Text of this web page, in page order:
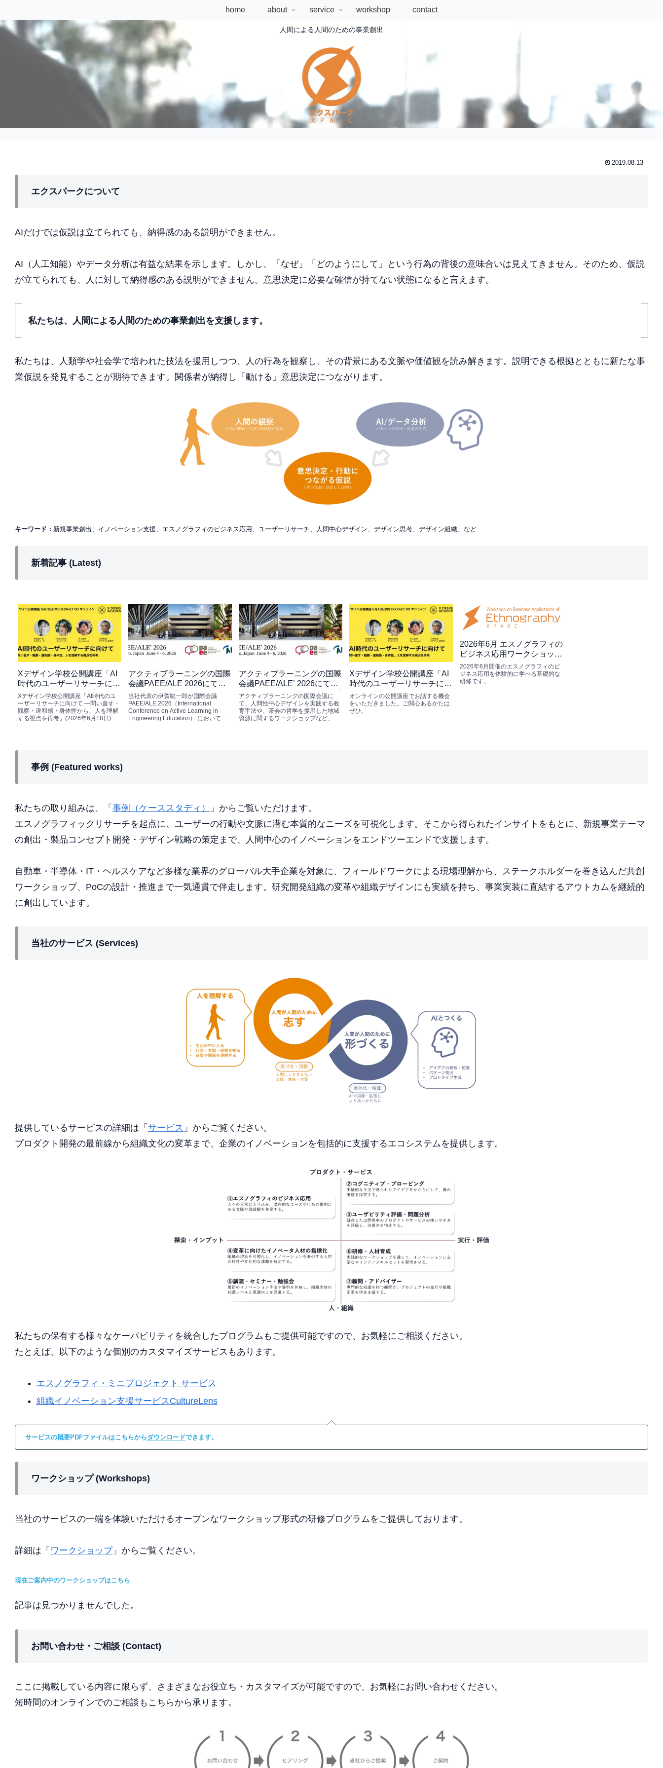
人間による人間のための事業創出
home about service workshop contact
2019.08.13
エクスパークについて
AIだけでは仮説は立てられても、納得感のある説明ができません。
AI（人工知能）やデータ分析は有益な結果を示します。しかし、「なぜ」「どのようにして」という行為の背後の意味合いは見えてきません。そのため、仮説
が立てられても、人に対して納得感のある説明ができません。意思決定に必要な確信が持てない状態になると言えます。
私たちは、人間による人間のための事業創出を支援します。
私たちは、人類学や社会学で培われた技法を援用しつつ、人の行為を観察し、その背景にある文脈や価値観を読み解きます。説明できる根拠とともに新たな事
業仮説を発見することが期待できます。関係者が納得し「動ける」意思決定につながります。
キーワード： 新規事業創出、イノベーション支援、エスノグラフィのビジネス応用、ユーザーリサーチ、人間中心デザイン、デザイン思考、デザイン組織、など
新着記事 (Latest)
Xデザイン学校公開講座「AI
時代のユーザーリサーチに向
けて ―問い直す・観察・違
和感・身体性から、人を理解
する視点を再考」にて登壇
（当日資料掲載）
Xデザイン学校公開講座「AI時代のユ
ーザーリサーチに向けて ―問い直す・
観察・違和感・身体性から、人を理解
する視点を再考」(2026年6月18日)に
アクティブラーニングの国際
会議PAEE/ALE 2026にて
「社会課題を学ぶボードゲー
ムデザイン教育」に関する研
究発表
当社代表の伊賀聡一郎が国際会議
PAEE/ALE 2026（International
Conference on Active Learning in
Engineering Education） において、
アクティブラーニングの国際
会議PAEE/ALE’ 2026にてフ
ルペーパー／ワークショップ
発表
アクティブラーニングの国際会議に
て、人間性中心デザインを実践する教
育手法や、茶会の哲学を援用した地域
資源に関するワークショップなど、当
Xデザイン学校公開講座「AI
時代のユーザーリサーチに向
けて ―問い直す・観察・違
和感・身体性から、人を理解
する視点を再考」（オンライ
オンラインの公開講座でお話する機会
をいただきました。ご関心あるかたは
ぜひ。
2026年6月 エスノグラフィの
ビジネス応用ワークショップ
（ベーシック・コース）のご
案内・お申し込み（終了しま
した）
2026年6月開催のエスノグラフィのビ
ジネス応用を体験的に学べる基礎的な
研修です。
事例 (Featured works)
私たちの取り組みは、「 事例（ケーススタディ）
」からご覧いただけます。
エスノグラフィックリサーチを起点に、ユーザーの行動や文脈に潜む本質的なニーズを可視化します。そこから得られたインサイトをもとに、新規事業テーマ
の創出・製品コンセプト開発・デザイン戦略の策定まで、人間中心のイノベーションをエンドツーエンドで支援します。
自動車・半導体・IT・ヘルスケアなど多様な業界のグローバル大手企業を対象に、フィールドワークによる現場理解から、ステークホルダーを巻き込んだ共創
ワークショップ、PoCの設計・推進まで一気通貫で伴走します。研究開発組織の変革や組織デザインにも実績を持ち、事業実装に直結するアウトカムを継続的
に創出しています。
当社のサービス (Services)
提供しているサービスの詳細は「 サービス 」からご覧ください。
プロダクト開発の最前線から組織文化の変革まで、企業のイノベーションを包括的に支援するエコシステムを提供します。
私たちの保有する様々なケーパビリティを統合したプログラムもご提供可能ですので、お気軽にご相談ください。
たとえば、以下のような個別のカスタマイズサービスもあります。
エスノグラフィ・ミニプロジェクト サービス
組織イノベーション支援サービスCultureLens
サービスの概要PDFファイルはこちらからダウンロードできます。
ワークショップ (Workshops)
当社のサービスの一端を体験いただけるオープンなワークショップ形式の研修プログラムをご提供しております。
詳細は「 ワークショップ」からご覧ください。
現在ご案内中のワークショップはこちら
記事は見つかりませんでした。
お問い合わせ・ご相談 (Contact)
ここに掲載している内容に限らず、さまざまなお役立ち・カスタマイズが可能ですので、お気軽にお問い合わせください。
短時間のオンラインでのご相談もこちらから承ります。